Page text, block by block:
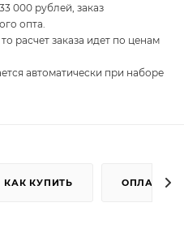
000 рублей, заказ
опта.
расчет заказа идет по ценам
автоматически при наборе
КАК КУПИТЬ ОПЛАТА